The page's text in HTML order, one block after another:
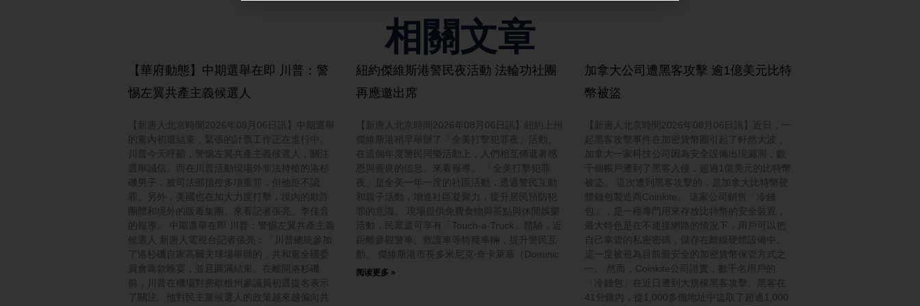
相關文章
【華府動態】中期選舉在即 川普：警
惕左翼共產主義候選人
【新唐人北京時間2026年08月06日訊】中期選舉
的黨內初選結束，緊張的計票工作正在進行中。
川普今天呼籲，警惕左翼共產主義候選人，關注
選舉誠信。而在川普活動現場外非法持槍的洛杉
磯男子，被司法部指控多項重罪，但他拒不認
罪。另外，美國也在加大力度打擊，境內的欺詐
團體和境外的販毒集團。來看記者張亮、李佳音
的報導。 中期選舉在即 川普：警惕左翼共產主義
候選人 新唐人電視台記者張亮：「川普總統參加
了洛杉磯自家高爾夫球場舉辦的，共和黨全國委
員會籌款晚宴，並且圓滿結束。在離開洛杉磯
前，川普在機場對密歇根州參議員初選提名表示
了關注。他對民主黨候選人的政策越來越偏向共
紐約傑維斯港警民夜活動 法輪功社團
再應邀出席
【新唐人北京時間2026年08月06日訊】紐約上州
傑維斯港稍早舉辦了「全美打擊犯罪夜」活動。
在這個年度警民同樂活動上，人們相互傳遞著感
恩與善良的信息。來看報導。 「全美打擊犯罪
夜」是全美一年一度的社區活動，透過警民互動
和親子活動，增進社區凝聚力，提升居民預防犯
罪的意識。 現場提供免費食物與茶點與休閒娛樂
活動，民眾還可享有「Touch-a-Truck」體驗，近
距離參觀警車、救護車等特種車輛，提升警民互
動。 傑維斯港市長多米尼克‧奇卡萊塞（Dominic
阅读更多 »
加拿大公司遭黑客攻擊 逾1億美元比特
幣被盜
【新唐人北京時間2026年08月06日訊】近日，一
起黑客攻擊事件在加密貨幣圈引起了軒然大波，
加拿大一家科技公司因為安全設備出現漏洞，數
千個帳戶遭到了黑客入侵，超過1億美元的比特幣
被盜。 這次遭到黑客攻擊的，是加拿大比特幣硬
體錢包製造商Coinkite。 這家公司銷售「冷錢
包」，是一種專門用來存放比特幣的安全裝置，
最大特色是在不連接網路的情況下，用戶可以把
自己掌管的私密密碼，儲存在離線硬體設備中。
這一度被視為目前最安全的加密貨幣保管方式之
一。 然而，Coinkite公司證實，數千名用戶的
「冷錢包」在近日遭到大規模黑客攻擊。黑客在
41分鐘內，從1,000多個地址中盜取了超過1,000